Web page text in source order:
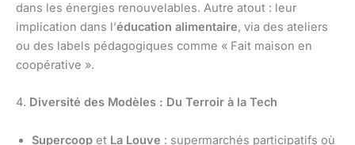
dans les énergies renouvelables. Autre atout : leur
implication dans l’éducation alimentaire, via des ateliers
ou des labels pédagogiques comme « Fait maison en
coopérative ».
4. Diversité des Modèles : Du Terroir à la Tech
Supercoop et La Louve : supermarchés participatifs où